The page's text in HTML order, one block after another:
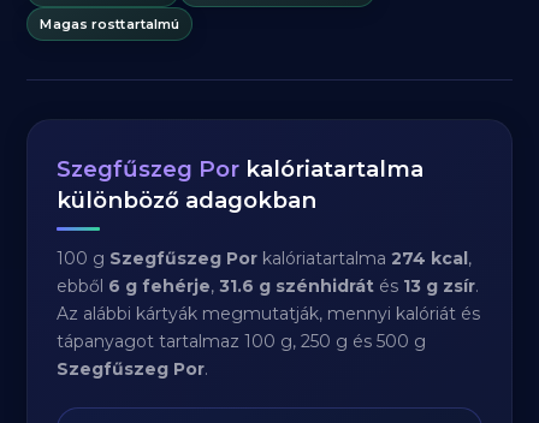
Magas rosttartalmú
Szegfűszeg Por kalóriatartalma
különböző adagokban
100 g Szegfűszeg Por kalóriatartalma274 kcal,
ebből 6 g fehérje,31.6 g szénhidrát és 13 g zsír.
Az alábbi kártyák megmutatják, mennyi kalóriát és
tápanyagot tartalmaz 100 g, 250 g és 500 g
Szegfűszeg Por.